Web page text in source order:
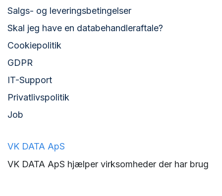
Salgs- og leveringsbetingelser
Skal jeg have en databehandleraftale?
Cookiepolitik
GDPR
IT-Support
Privatlivspolitik
Job
VK DATA ApS
VK DATA ApS hjælper virksomheder der har brug